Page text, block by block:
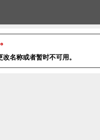
名称或者暂时不可用。